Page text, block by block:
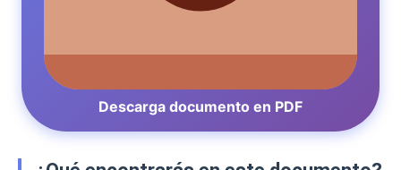
Descarga documento en PDF